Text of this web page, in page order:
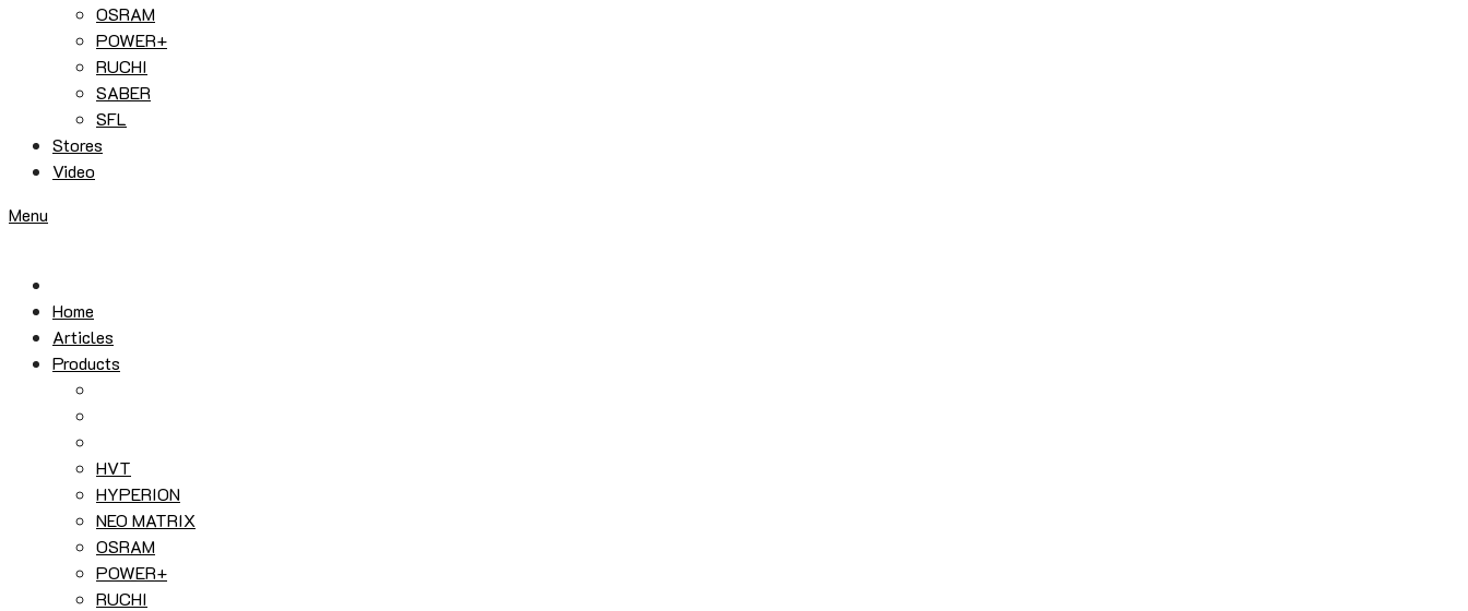
OSRAM
POWER+
RUCHI
SABER
SFL
Stores
Video
Menu
Home
Articles
Products
HVT
HYPERION
NEO MATRIX
OSRAM
POWER+
RUCHI